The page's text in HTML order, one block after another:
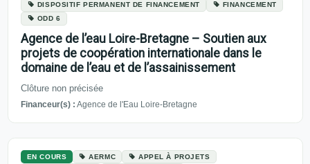
DISPOSITIF PERMANENT DE FINANCEMENT
FINANCEMENT
ODD 6
Agence de l’eau Loire-Bretagne – Soutien aux
projets de coopération internationale dans le
domaine de l’eau et de l’assainissement
Clôture non précisée
Financeur(s) : Agence de l'Eau Loire-Bretagne
EN COURS AERMC
APPEL À PROJETS